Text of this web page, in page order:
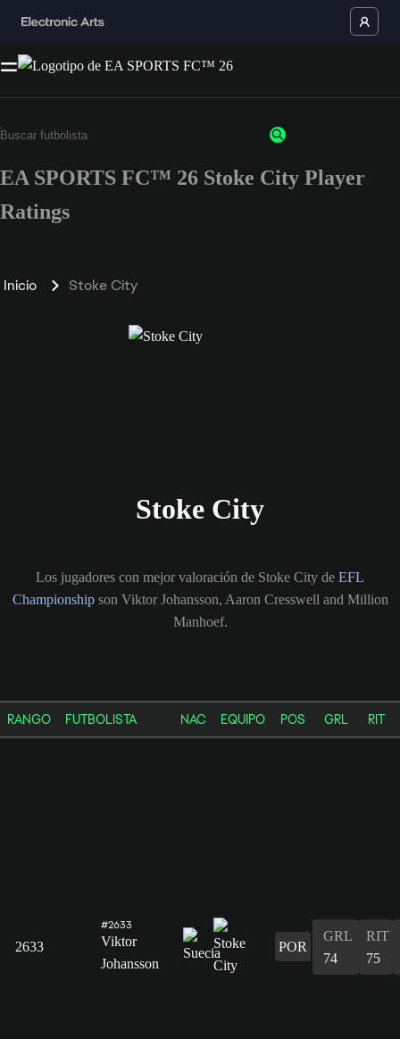
EA SPORTS FC™ 26 Stoke City Player
Ratings
Inicio Stoke City
Stoke City
Los jugadores con mejor valoración de Stoke City de EFL
Championshipson Viktor Johansson, Aaron Cresswell and Million
Manhoef.
RANGO FUTBOLISTA NAC EQUIPO POS GRL RIT
2633
#2633
Viktor
Johansson
POR
GRL
74
RIT
75